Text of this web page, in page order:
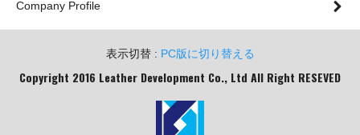
Company Profile
表示切替 : PC版に切り替える
Copyright 2016 Leather Development Co., Ltd All Right RESEVED